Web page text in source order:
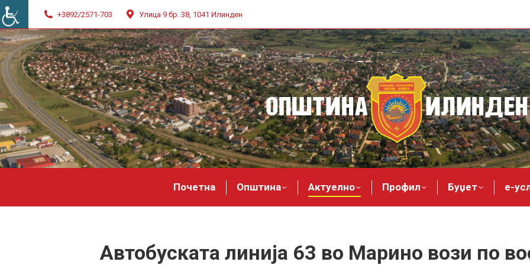
+3892/2571-703 Улица 9 бр. 38, 1041 Илинден
Почетна Општина Актуелно Профил Буџет е-
Автобуската линија 63 во Марино вози по